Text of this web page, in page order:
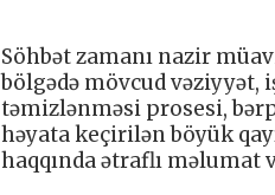
Söhbət zamanı nazir
bölgədə mövcud vəziyyət,
təmizlənməsi prosesi,
həyata keçirilən böyük
haqqında ətraflı məlumat